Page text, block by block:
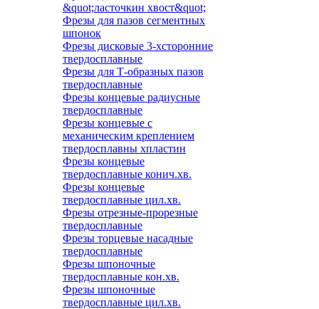
&quot;ласточкин хвост&quot;
Фрезы для пазов сегментных
шпонок
Фрезы дисковые 3-хсторонние
твердосплавные
Фрезы для Т-образных пазов
твердосплавные
Фрезы концевые радиусные
твердосплавные
Фрезы концевые с
механическим креплением
твердосплавны хпластин
Фрезы концевые
твердосплавные конич.хв.
Фрезы концевые
твердосплавные цил.хв.
Фрезы отрезные-прорезные
твердосплавные
Фрезы торцевые насадные
твердосплавные
Фрезы шпоночные
твердосплавные кон.хв.
Фрезы шпоночные
твердосплавные цил.хв.